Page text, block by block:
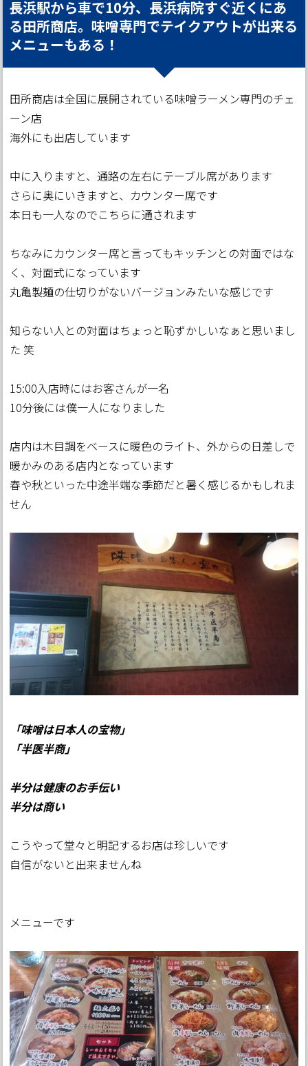
長浜駅から車で10分、長浜病院すぐ近くにあ
る田所商店。味噌専門でテイクアウトが出来る
メニューもある！
田所商店は全国に展開されている味噌ラーメン専門のチェ
ーン店
海外にも出店しています
中に入りますと、通路の左右にテーブル席があります
さらに奥にいきますと、カウンター席です
本日も一人なのでこちらに通されます
ちなみにカウンター席と言ってもキッチンとの対面ではな
く、対面式になっています
丸亀製麺の仕切りがないバージョンみたいな感じです
知らない人との対面はちょっと恥ずかしいなぁと思いまし
た 笑
15:00入店時にはお客さんが一名
10分後には僕一人になりました
店内は木目調をベースに暖色のライト、外からの日差しで
暖かみのある店内となっています
春や秋といった中途半端な季節だと暑く感じるかもしれま
せん
「味噌は日本人の宝物」
「半医半商」
半分は健康のお手伝い
半分は商い
こうやって堂々と明記するお店は珍しいです
自信がないと出来ませんね
メニューです